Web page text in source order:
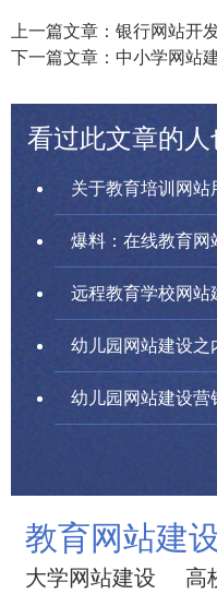
上一篇文章：银行网站开
下一篇文章：中小学网站
看过此文章的人
关于教育培训网站
爆料：在线教育网
远程教育学校网站
幼儿园网站建设之
幼儿园网站建设营
教育网站建
大学网站建设
高